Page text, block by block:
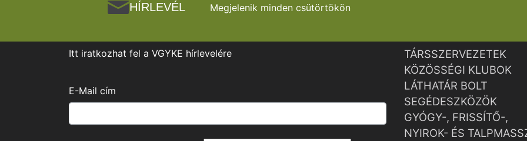
HÍRLEVÉL Megjelenik minden csütörtökön
Itt iratkozhat fel a VGYKE hírlevelére
E-Mail cím
TÁRSSZERVEZETEK
KÖZÖSSÉGI KLUBOK
LÁTHATÁR BOLT
SEGÉDESZKÖZÖK
GYÓGY-, FRISSÍTŐ-,
NYIROK- ÉS